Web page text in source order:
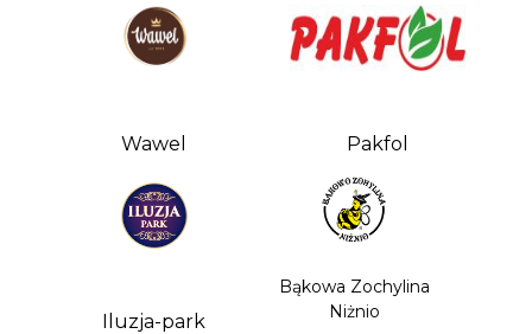
Wawel Pakfol
Iluzja-park
Bąkowa Zochylina
Niżnio